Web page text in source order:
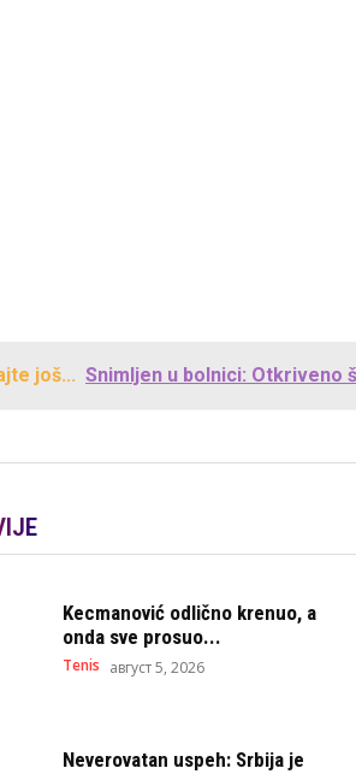
još... Snimljen u bolnici: Otkriveno
Kecmanović odlično krenuo, a
onda sve prosuo...
Tenis август 5, 2026
Neverovatan uspeh: Srbija je